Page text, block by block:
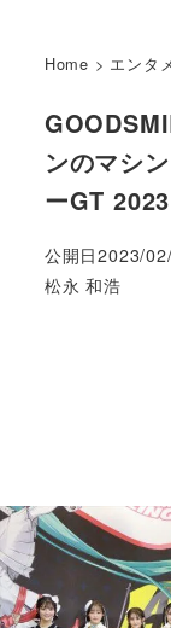
Home > エンタ
ンのマシ
ーGT 2023
公開日2023/
著
松永 和浩